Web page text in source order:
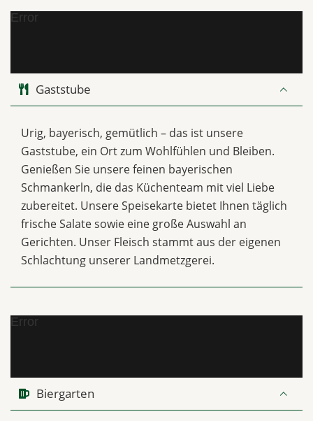
Error
Gaststube
Urig, bayerisch, gemütlich – das ist unsere
Gaststube, ein Ort zum Wohlfühlen und Bleiben.
Genießen Sie unsere feinen bayerischen
Schmankerln, die das Küchenteam mit viel Liebe
zubereitet. Unsere Speisekarte bietet Ihnen täglich
frische Salate sowie eine große Auswahl an
Gerichten. Unser Fleisch stammt aus der eigenen
Schlachtung unserer Landmetzgerei.
Error
Biergarten